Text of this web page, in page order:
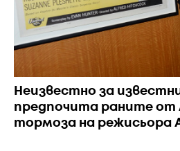
Неизвестно за
предпочита раните от
тормоза на режисьора